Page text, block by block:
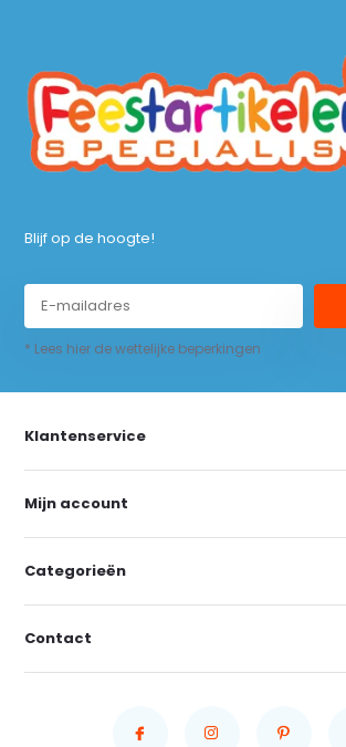
Blijf op de hoogte!
* Lees hier de wettelijke beperkingen
Klantenservice
Mijn account
Categorieën
Contact